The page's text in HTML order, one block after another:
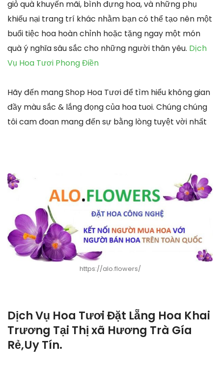
giỏ quà khuyến mãi, bình đựng hoa, và những phụ
khiếu nại trang trí khác nhằm bạn có thể tạo nên một
buổi tiệc hoa hoàn chỉnh hoặc tặng ngay một món
quà ý nghĩa sâu sắc cho những người thân yêu. Dịch
Vụ Hoa Tươi Phong Điền
Hãy đến mang Shop Hoa Tươi để tìm hiểu không gian
đầy màu sắc & lắng đọng của hoa tuoi. Chúng chúng
tôi cam đoan mang đến sự bằng lòng tuyệt vời nhất
https://alo.flowers/
Dịch Vụ Hoa Tươi Đặt Lẵng Hoa Khai
Trương Tại Thị xã Hương Trà Gía
Rẻ,Uy Tín.